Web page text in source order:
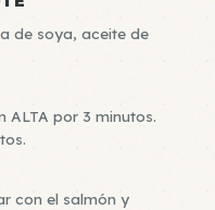
de soya, aceite de
ALTA por 3 minutos.
con el salmón y